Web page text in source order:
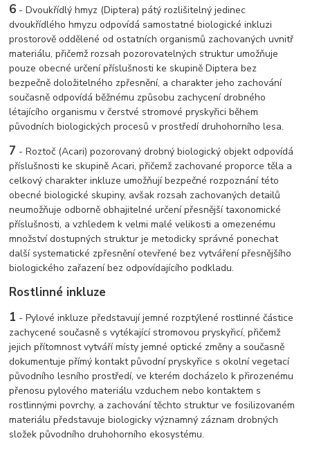
6 - Dvoukřídlý hmyz (Diptera) pátý rozlišitelný jedinec
dvoukřídlého hmyzu odpovídá samostatné biologické inkluzi
prostorově oddělené od ostatních organismů zachovaných uvnitř
materiálu, přičemž rozsah pozorovatelných struktur umožňuje
pouze obecné určení příslušnosti ke skupině Diptera bez
bezpečně doložitelného zpřesnění, a charakter jeho zachování
současně odpovídá běžnému způsobu zachycení drobného
létajícího organismu v čerstvé stromové pryskyřici během
původních biologických procesů v prostředí druhohorního lesa.
7 - Roztoč (Acari) pozorovaný drobný biologický objekt odpovídá
příslušnosti ke skupině Acari, přičemž zachované proporce těla a
celkový charakter inkluze umožňují bezpečné rozpoznání této
obecné biologické skupiny, avšak rozsah zachovaných detailů
neumožňuje odborně obhajitelné určení přesnější taxonomické
příslušnosti, a vzhledem k velmi malé velikosti a omezenému
množství dostupných struktur je metodicky správné ponechat
další systematické zpřesnění otevřené bez vytváření přesnějšího
biologického zařazení bez odpovídajícího podkladu.
Rostlinné inkluze
1 - Pylové inkluze představují jemné rozptýlené rostlinné částice
zachycené současně s vytékající stromovou pryskyřicí, přičemž
jejich přítomnost vytváří místy jemné optické změny a současně
dokumentuje přímý kontakt původní pryskyřice s okolní vegetací
původního lesního prostředí, ve kterém docházelo k přirozenému
přenosu pylového materiálu vzduchem nebo kontaktem s
rostlinnými povrchy, a zachování těchto struktur ve fosilizovaném
materiálu představuje biologicky významný záznam drobných
složek původního druhohorního ekosystému.